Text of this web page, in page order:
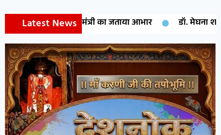
Latest News
मंत्री का जताया आभार डॉ. मेघना शर्मा को मिलेगा